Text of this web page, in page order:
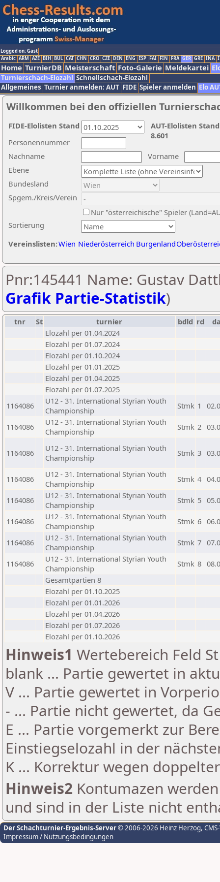
Logged on: Gast
Arabic ARM AZE BIH BUL CAT CHN CRO CZE DEN ENG ESP FAI FIN FRA GER GRE INA
Home TurnierDB Meisterschaft Foto-Galerie Meldekartei
Turnierschach-Elozahl Schnellschach-Elozahl
Allgemeines Turnier anmelden: AUT FIDE Spieler anmelden Elo
Willkommen bei den offiziellen
Nachname
Vorname
Ebene
Sortierung
Personennummer
Bundesland
Spgem./Kreis/Verein
Nur "österreichische" Spieler
Vereinslisten:Wien Niederösterreich Burgenland
AUT-Elolisten
8.601
FIDE-Elolisten Stand
Pnr:145441 Name: Gustav
Grafik Partie-Statistik)
tnr St turnier bdld rd
Elozahl per 01.04.2024
Elozahl per 01.07.2024
Elozahl per 01.10.2024
Elozahl per 01.01.2025
Elozahl per 01.04.2025
Elozahl per 01.07.2025
1164086
U12 - 31. International Styrian Youth
Championship
Stmk 1
1164086
U12 - 31. International Styrian Youth
Championship
Stmk 2
1164086
U12 - 31. International Styrian Youth
Championship
Stmk 3
1164086
U12 - 31. International Styrian Youth
Championship
Stmk 4
1164086
U12 - 31. International Styrian Youth
Championship
Stmk 5
1164086
U12 - 31. International Styrian Youth
Championship
Stmk 6
1164086
U12 - 31. International Styrian Youth
Championship
Stmk 7
1164086
U12 - 31. International Styrian Youth
Championship
Stmk 8
Gesamtpartien 8
Elozahl per 01.10.2025
Elozahl per 01.01.2026
Elozahl per 01.04.2026
Elozahl per 01.07.2026
Elozahl per 01.10.2026
Hinweis1 Wertebereich Feld
blank ... Partie gewertet in
V ... Partie gewertet in
- ... Partie nicht gewertet, da
E ... Partie vorgemerkt zur
Einstiegselozahl in der
K ... Korrektur wegen
Hinweis2 Kontumazen
und sind in der Liste nicht
Der Schachturnier-Ergebnis-Server© 2006-2026 Heinz Herzog,
Impressum / Nutzungsbedingungen